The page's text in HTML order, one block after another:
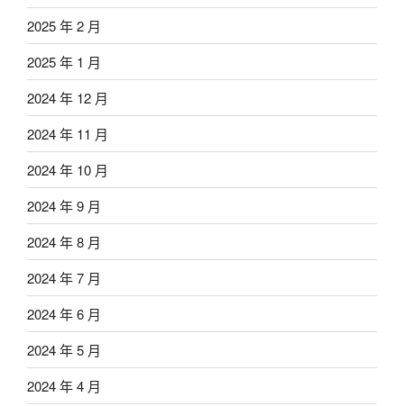
2025 年 2 月
2025 年 1 月
2024 年 12 月
2024 年 11 月
2024 年 10 月
2024 年 9 月
2024 年 8 月
2024 年 7 月
2024 年 6 月
2024 年 5 月
2024 年 4 月